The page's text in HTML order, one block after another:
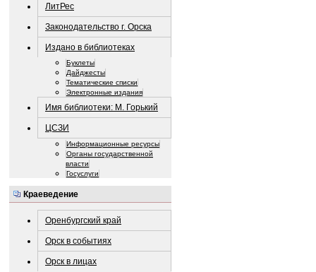
ЛитРес
Законодательство г. Орска
Издано в библиотеках
Буклеты
Дайджесты
Тематические списки
Электронные издания
Имя библиотеки: М. Горький
ЦСЗИ
Информационные ресурсы
Органы государственной
власти
Госуслуги
Краеведение
Оренбургский край
Орск в событиях
Орск в лицах